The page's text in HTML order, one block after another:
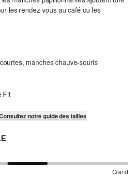
les rendez-vous au café ou les
manches chauve-souris
Fit
notre guide des tailles
Grand